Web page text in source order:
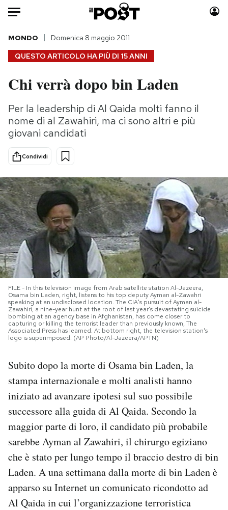
Auto
HOME
Italia
Politica
Tecnologia
Scienza
Economia
Sport
Moda
Consumismi
Altrecose
Mondiali calcio 2026
PODCAST
I MIEI PREFERITI
CALENDARIO
AREA PERSONALE
Area Personale
Notifiche mobile
Regala il Post
Hai bisogno di aiuto?
Esci
QUESTO ARTICOLO HA PIÙ DI 15 ANNI
MONDO Domenica 8 maggio 2011
Chi verrà dopo bin Laden
Per la leadership di Al Qaida molti fanno il
nome di al Zawahiri, ma ci sono altri e più
giovani candidati
Condividi
FILE - In this television image from Arab satellite station Al-Jazeera,
Osama bin Laden, right, listens to his top deputy Ayman al-Zawahri
speaking at an undisclosed location. The CIA's pursuit of Ayman al-
Zawahiri, a nine-year hunt at the root of last year's devastating suicide
bombing at an agency base in Afghanistan, has come closer to
capturing or killing the terrorist leader than previously known, The
Associated Press has learned. At bottom right, the television station's
logo is superimposed. (AP Photo/Al-Jazeera/APTN)
Subito dopo la morte di Osama bin Laden, la
stampa internazionale e molti analisti hanno
iniziato ad avanzare ipotesi sul suo possibile
successore alla guida di Al Qaida. Secondo la
maggior parte di loro, il candidato più probabile
sarebbe Ayman al Zawahiri, il chirurgo egiziano
che è stato per lungo tempo il braccio destro di bin
Laden. A una settimana dalla morte di bin Laden è
apparso su Internet un comunicato ricondotto ad
Al Qaida in cui l’organizzazione terroristica